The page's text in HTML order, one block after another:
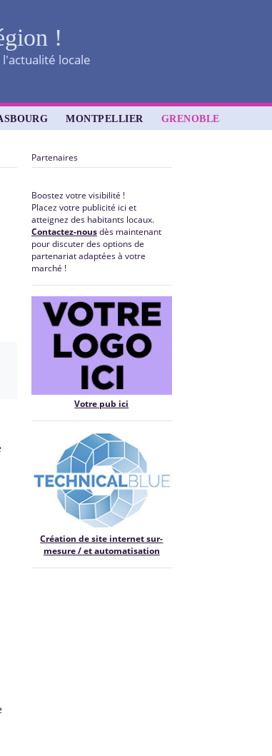
!
locale
MONTPELLIER GRENOBLE
Partenaires
Boostez votre visibilité !
Placez votre publicité ici et
atteignez des habitants locaux.
Contactez-nousdès maintenant
pour discuter des options de
partenariat adaptées à votre
marché !
Votre pub ici
Création de site internet sur-
mesure / et automatisation